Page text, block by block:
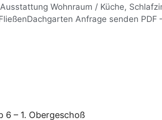
Wohnraum / Küche,
Anfrage senden PDF
6 – 1. Obergeschoß